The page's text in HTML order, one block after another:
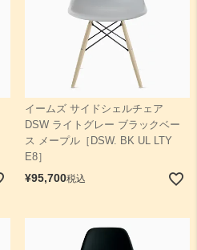
イームズ サイドシェルチェア
DSW ライトグレー ブラックベー
ス メープル［DSW. BK UL LTY
E8］
¥95,700税込